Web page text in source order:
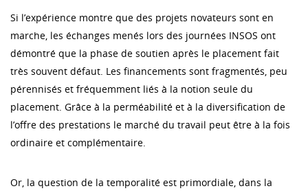
Si l’expérience montre que des projets novateurs sont en
marche, les échanges menés lors des journées INSOS ont
démontré que la phase de soutien après le placement fait
très souvent défaut. Les financements sont fragmentés, peu
pérennisés et fréquemment liés à la notion seule du
placement. Grâce à la perméabilité et à la diversification de
l’offre des prestations le marché du travail peut être à la fois
ordinaire et complémentaire.
Or, la question de la temporalité est primordiale, dans la